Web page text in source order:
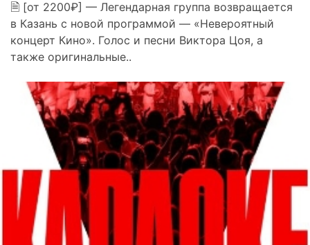
🗎 [от 2200₽] — Легендарная группа возвращается
в Казань с новой программой — «Невероятный
концерт Кино». Голос и песни Виктора Цоя, а
также оригинальные..